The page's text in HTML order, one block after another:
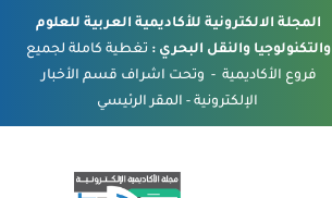
المجلة الالكترونية للأكاديمية العربية للعلوم
والتكنولوجيا والنقل البحري : تغطية كاملة لجميع
فروع الأكاديمية - وتحت اشراف قسم الأخبار